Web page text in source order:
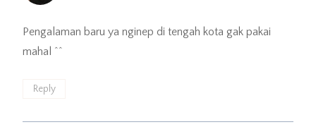
Pengalaman baru ya nginep di tengah kota gak pakai
mahal ^^
Reply